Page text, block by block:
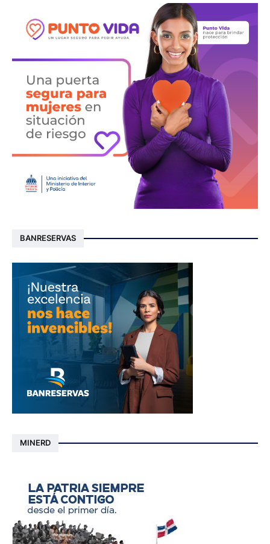
BANRESERVAS
MINERD